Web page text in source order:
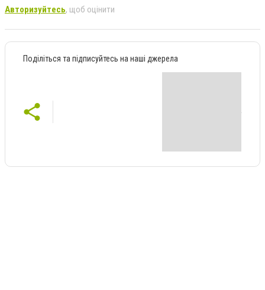
Авторизуйтесь, щоб оцінити
Поділіться та підписуйтесь на наші джерела